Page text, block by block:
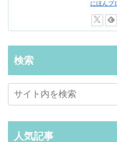
にほんブ
検索
人気記事